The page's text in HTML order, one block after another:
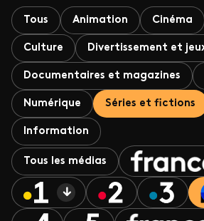
Tous Animation Cinéma
Culture Divertissement et
Documentaires et magazines
Numérique Séries et fictions
Information
Tous les médias